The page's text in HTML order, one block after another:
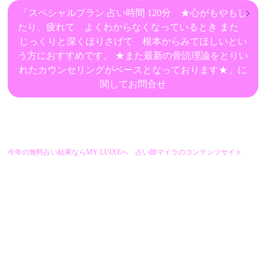
「スペシャルプラン 占い時間 120分 ★​​​​心がもやもし
たり、疲れて よくわからなくなっているとき​ ​​また
じっくりと深くほりさげて 根本からみてほしいとい
う方におすすめです。​ ​​★また最新の骨読理論をとりい
れたカウンセリングがベースとなっております★」に
関してお問合せ
今年の無料占い結果ならMY LUIXEへ 占い師マイラのコンテンツサイト